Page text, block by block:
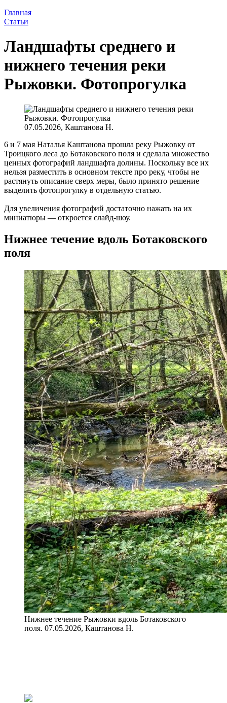
Главная
Статьи
Ландшафты среднего и
нижнего течения реки
Рыжовки. Фотопрогулка
07.05.2026, Каштанова Н.
6 и 7 мая Наталья Каштанова прошла реку Рыжовку от
Троицкого леса до Ботаковского поля и сделала множество
ценных фотографий ландшафта долины. Поскольку все их
нельзя разместить в основном тексте про реку, чтобы не
растянуть описание сверх меры, было принято решение
выделить фотопрогулку в отдельную статью.
Для увеличения фотографий достаточно нажать на их
миниатюры — откроется слайд-шоу.
Нижнее течение вдоль Ботаковского
поля
Нижнее течение Рыжовки вдоль Ботаковского
поля. 07.05.2026, Каштанова Н.